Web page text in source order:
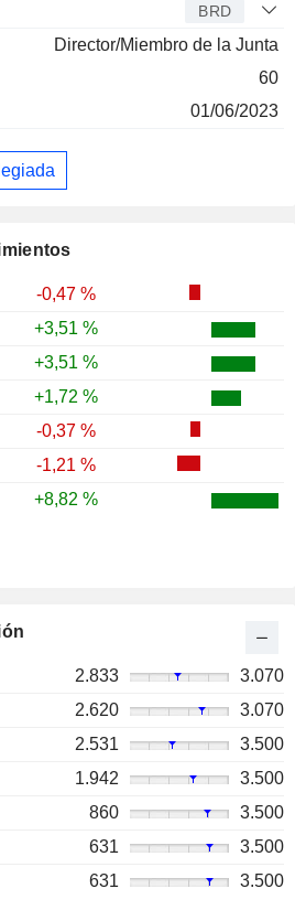
-0,47 %
+3,51 %
+3,51 %
+1,72 %
-0,37 %
-1,21 %
+8,82 %
2.833
3.070
2.620
3.070
2.531
3.500
1.942
3.500
860
3.500
631
3.500
631 3.500
BRD
Director/Miembro de la Junta
60
01/06/2023